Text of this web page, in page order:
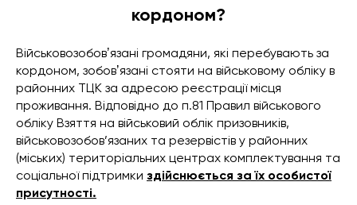
кордоном?
Військовозобовʼязані громадяни, які перебувають за
кордоном, зобовʼязані стояти на військовому обліку в
районних ТЦК за адресою реєстрації місця
проживання. Відповідно до п.81 Правил військового
обліку Взяття на військовий облік призовників,
військовозобов’язаних та резервістів у районних
(міських) територіальних центрах комплектування та
соціальної підтримки здійснюється за їх особистої
присутності.